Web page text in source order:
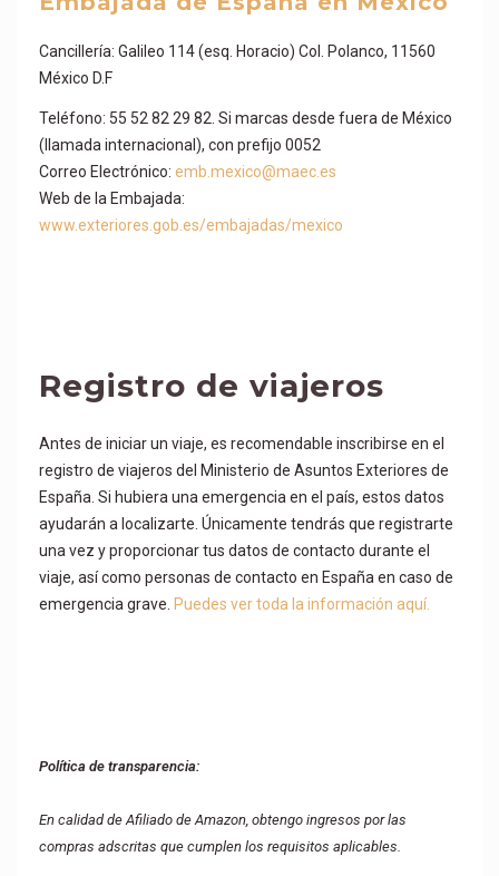
Cancillería: Galileo 114 (esq. Horacio) Col. Polanco, 11560
México D.F
Teléfono: 55 52 82 29 82. Si marcas desde fuera de México
(llamada internacional), con prefijo 0052
Correo Electrónico: emb.mexico@maec.es
Web de la Embajada:
www.exteriores.gob.es/embajadas/mexico
Registro de viajeros
Antes de iniciar un viaje, es recomendable inscribirse en el
registro de viajeros del Ministerio de Asuntos Exteriores de
España. Si hubiera una emergencia en el país, estos datos
ayudarán a localizarte. Únicamente tendrás que registrarte
una vez y proporcionar tus datos de contacto durante el
viaje, así como personas de contacto en España en caso de
emergencia grave. Puedes ver toda la información aquí.
Política de transparencia:
En calidad de Afiliado de Amazon, obtengo ingresos por las
compras adscritas que cumplen los requisitos aplicables.